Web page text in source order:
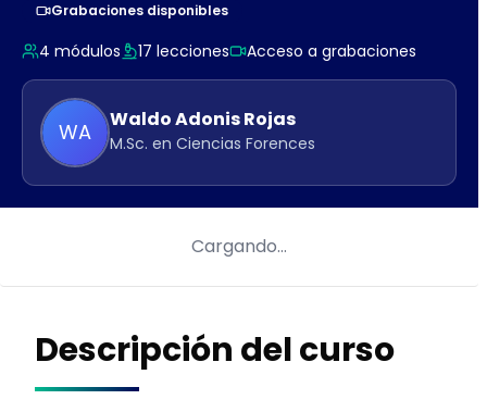
Descripción del curso
Grabaciones disponibles
4 módulos 17 lecciones Acceso a grabaciones
WA WaldoAdonis Rojas
M.Sc. en Ciencias Forences
Cargando…